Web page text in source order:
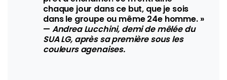
chaque jour dans ce but, que je sois
dans le groupe ou même 24e homme. »
— Andrea Lucchini, demi de mêlée du
SUA LG, après sa première sous les
couleurs agenaises.